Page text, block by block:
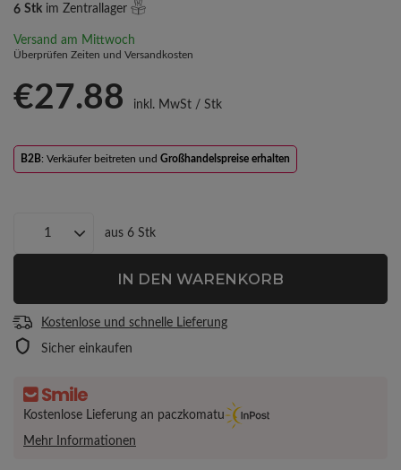
6 Stk im Zentrallager
Versand am Mittwoch
Überprüfen Zeiten und Versandkosten
€27.88 inkl. MwSt/ Stk
B2B: Verkäufer beitreten und Großhandelspreise erhalten
aus 6 Stk
IN DEN WARENKORB
Kostenlose und schnelle Lieferung
Sicher einkaufen
Kostenlose Lieferung an paczkomatu
Mehr Informationen